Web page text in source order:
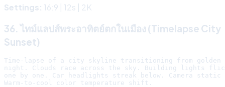
Settings: 16:9 | 12s | 2K
36. ไทม์แลปส์พระอาทิตย์ตกในเมือง (Timelapse City
Sunset)
Time-lapse of a city skyline transitioning from golden
night. Clouds race across the sky. Building lights
one by one. Car headlights streak below. Camera